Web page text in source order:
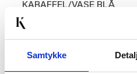
Samtykke
KARAFFEL/VASE BLÅ
KJØP